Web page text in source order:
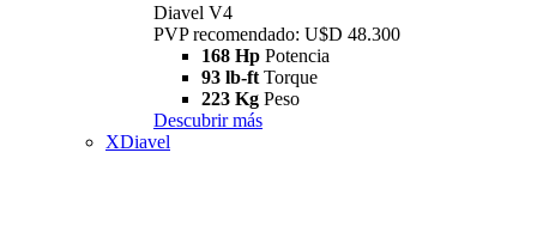
Diavel V4
PVP recomendado: U$D 48.300
168 Hp Potencia
93 lb-ft Torque
223 Kg Peso
Descubrir más
XDiavel